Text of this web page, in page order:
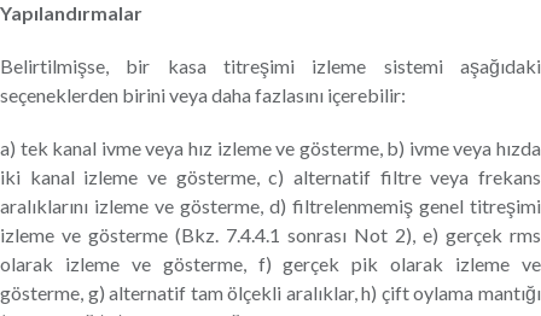
Yapılandırmalar
Belirtilmişse, bir kasa titreşimi izleme sistemi aşağıdaki
seçeneklerden birini veya daha fazlasını içerebilir:
a) tek kanal ivme veya hız izleme ve gösterme, b) ivme veya hızda
iki kanal izleme ve gösterme, c) alternatif filtre veya frekans
aralıklarını izleme ve gösterme, d) filtrelenmemiş genel titreşimi
izleme ve gösterme (Bkz. 7.4.4.1 sonrası Not 2), e) gerçek rms
olarak izleme ve gösterme, f) gerçek pik olarak izleme ve
gösterme, g) alternatif tam ölçekli aralıklar, h) çift oylama mantığı